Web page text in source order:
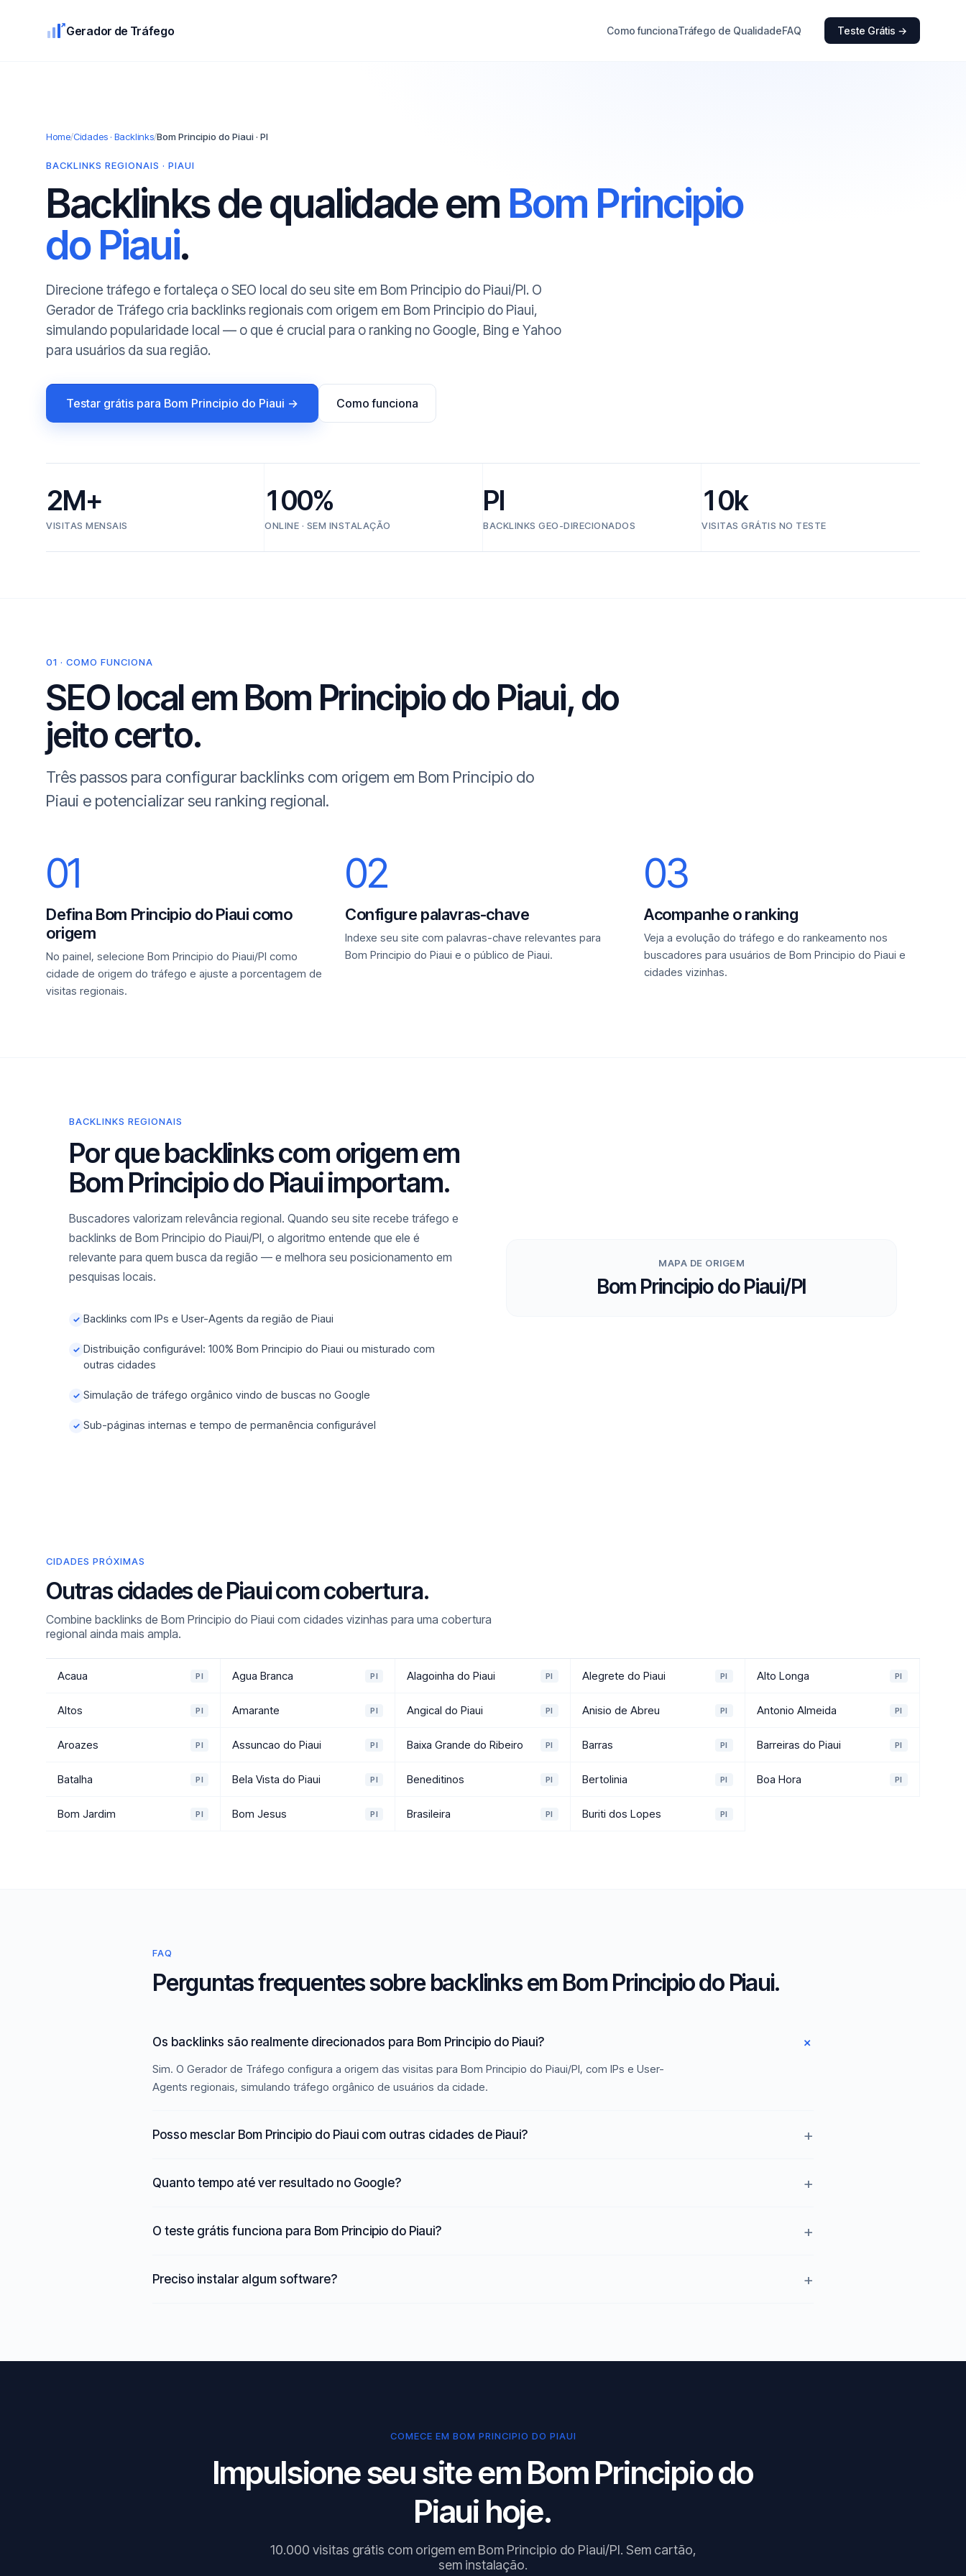
Gerador de Tráfego Como funcionaTráfego de QualidadeFAQ Teste Grátis →
Home/Cidades · Backlinks/Bom Principio do Piaui · PI
BACKLINKS REGIONAIS · PIAUI
Backlinks de qualidade em Bom Principio
do Piaui.
Direcione tráfego e fortaleça o SEO local do seu site em Bom Principio do Piaui/PI. O
Gerador de Tráfego cria backlinks regionais com origem em Bom Principio do Piaui,
simulando popularidade local — o que é crucial para o ranking no Google, Bing e Yahoo
para usuários da sua região.
Testar grátis para Bom Principio do Piaui → Como funciona
2M+
VISITAS MENSAIS
100%
ONLINE · SEM INSTALAÇÃO
PI
BACKLINKS GEO-DIRECIONADOS
10k
VISITAS GRÁTIS NO TESTE
01 · COMO FUNCIONA
SEO local em Bom Principio do Piaui, do
jeito certo.
Três passos para configurar backlinks com origem em Bom Principio do
Piaui e potencializar seu ranking regional.
01
Defina Bom Principio do Piaui como
origem
No painel, selecione Bom Principio do Piaui/PI como
cidade de origem do tráfego e ajuste a porcentagem de
visitas regionais.
02
Configure palavras-chave
Indexe seu site com palavras-chave relevantes para
Bom Principio do Piaui e o público de Piaui.
03
Acompanhe o ranking
Veja a evolução do tráfego e do rankeamento nos
buscadores para usuários de Bom Principio do Piaui e
cidades vizinhas.
BACKLINKS REGIONAIS
Por que backlinks com origem em
Bom Principio do Piaui importam.
Buscadores valorizam relevância regional. Quando seu site recebe tráfego e
backlinks de Bom Principio do Piaui/PI, o algoritmo entende que ele é
relevante para quem busca da região — e melhora seu posicionamento em
pesquisas locais.
✓ Backlinks com IPs e User-Agents da região de Piaui
✓ Distribuição configurável: 100% Bom Principio do Piaui ou misturado com
outras cidades
✓ Simulação de tráfego orgânico vindo de buscas no Google
✓ Sub-páginas internas e tempo de permanência configurável
MAPA DE ORIGEM
Bom Principio do Piaui/PI
CIDADES PRÓXIMAS
Outras cidades de Piaui com cobertura.
Combine backlinks de Bom Principio do Piaui com cidades vizinhas para uma cobertura
regional ainda mais ampla.
Acaua PI Agua Branca PI Alagoinha do Piaui PI Alegrete do Piaui PI Alto Longa PI
Altos PI Amarante PI Angical do Piaui PI Anisio de Abreu PI Antonio Almeida PI
Aroazes PI Assuncao do Piaui PI Baixa Grande do Ribeiro PI Barras PI Barreiras do Piaui PI
Batalha PI Bela Vista do Piaui PI Beneditinos PI Bertolinia PI Boa Hora PI
Bom Jardim PI Bom Jesus PI Brasileira PI Buriti dos Lopes PI
FAQ
Perguntas frequentes sobre backlinks em Bom Principio do Piaui.
Os backlinks são realmente direcionados para Bom Principio do Piaui?
Sim. O Gerador de Tráfego configura a origem das visitas para Bom Principio do Piaui/PI, com IPs e User-
Agents regionais, simulando tráfego orgânico de usuários da cidade.
Posso mesclar Bom Principio do Piaui com outras cidades de Piaui?
Quanto tempo até ver resultado no Google?
O teste grátis funciona para Bom Principio do Piaui?
Preciso instalar algum software?
COMECE EM BOM PRINCIPIO DO PIAUI
Impulsione seu site em Bom Principio do
Piaui hoje.
10.000 visitas grátis com origem em Bom Principio do Piaui/PI. Sem cartão,
sem instalação.